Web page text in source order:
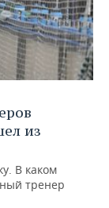
из
В каком
тренер